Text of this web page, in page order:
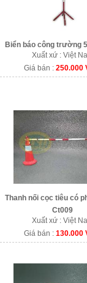
Biển báo công trường
Xuất xứ : Việt
Giá bán :250.000
Thanh nối cọc tiêu có
Ct009
Xuất xứ : Việt
Giá bán :130.000